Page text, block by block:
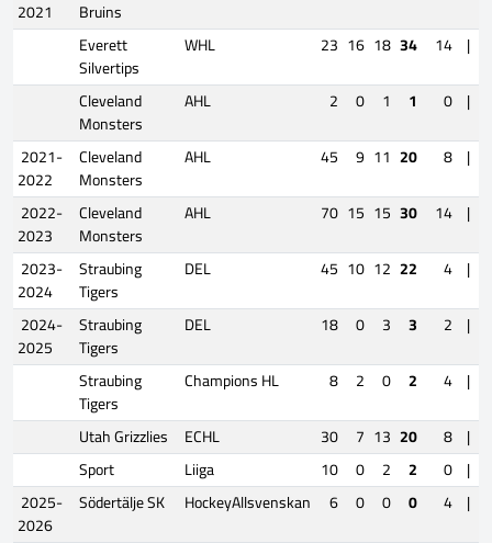
2021
Bruins
Everett
Silvertips
WHL 23 16 18 34 14 |
Cleveland
Monsters
AHL 2 0 1 1 0 |
2021-
2022
Cleveland
Monsters
AHL 45 9 11 20 8 |
2022-
2023
Cleveland
Monsters
AHL 70 15 15 30 14 |
2023-
2024
Straubing
Tigers
DEL 45 10 12 22 4 |
2024-
2025
Straubing
Tigers
DEL 18 0 3 3 2 |
Straubing
Tigers
Champions HL 8 2 0 2 4 |
Utah Grizzlies
ECHL 30 7 13 20 8 |
Sport
Liiga 10 0 2 2 0 |
2025-
2026
Södertälje SK HockeyAllsvenskan 6 0 0 0 4 |